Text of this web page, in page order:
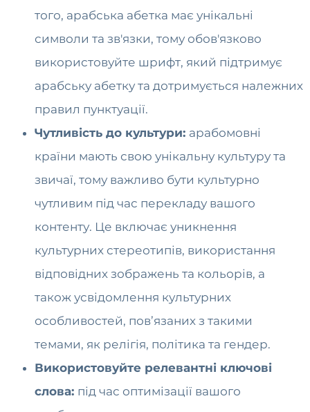
того, арабська абетка має унікальні
символи та зв'язки, тому обов'язково
використовуйте шрифт, який підтримує
арабську абетку та дотримується належних
правил пунктуації.
Чутливість до культури: арабомовні
країни мають свою унікальну культуру та
звичаї, тому важливо бути культурно
чутливим під час перекладу вашого
контенту. Це включає уникнення
культурних стереотипів, використання
відповідних зображень та кольорів, а
також усвідомлення культурних
особливостей, пов’язаних з такими
темами, як релігія, політика та гендер.
Використовуйте релевантні ключові
слова: під час оптимізації вашого